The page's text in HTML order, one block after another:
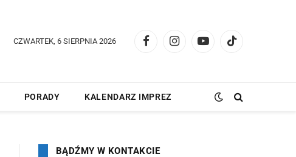
CZWARTEK, 6 SIERPNIA 2026
FacebookInstagramYouTubeTikTok
PORADY KALENDARZ IMPREZ
BĄDŹMY W KONTAKCIE